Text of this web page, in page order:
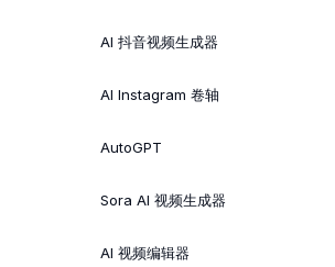
AI 抖音视频生成器
AI Instagram 卷轴
AutoGPT
Sora AI 视频生成器
AI 视频编辑器